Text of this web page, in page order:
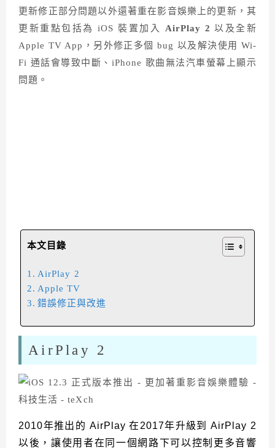
更新修正部分問題以外還著重在影音娛樂上的更新，其
更新重點包括為 iOS 裝置加入 AirPlay 2 以及全新
Apple TV App，另外修正多個 bug 以及解決使用 Wi-
Fi 通話會導致中斷、iPhone 歌曲無法汽車螢幕上顯示
問題。
本文目錄
AirPlay 2
Apple TV
錯誤修正與改進
AirPlay 2
2010年推出的 AirPlay 在2017年升級到 AirPlay 2
以後，讓使用者在同一個網路下可以控制更多音響